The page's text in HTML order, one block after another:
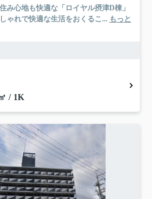
み心地も快適な「ロイヤル摂津D棟」
ゃれで快適な生活をおくるこ... もっと
/ 1K